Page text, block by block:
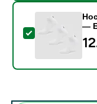
- Носки для
—